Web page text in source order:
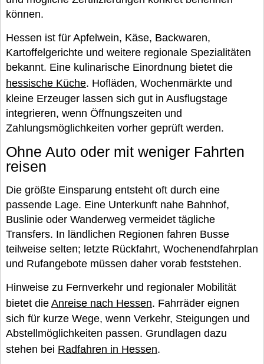
können.
Hessen ist für Apfelwein, Käse, Backwaren,
Kartoffelgerichte und weitere regionale Spezialitäten
bekannt. Eine kulinarische Einordnung bietet die
hessische Küche. Hofläden, Wochenmärkte und
kleine Erzeuger lassen sich gut in Ausflugstage
integrieren, wenn Öffnungszeiten und
Zahlungsmöglichkeiten vorher geprüft werden.
Ohne Auto oder mit weniger Fahrten
reisen
Die größte Einsparung entsteht oft durch eine
passende Lage. Eine Unterkunft nahe Bahnhof,
Buslinie oder Wanderweg vermeidet tägliche
Transfers. In ländlichen Regionen fahren Busse
teilweise selten; letzte Rückfahrt, Wochenendfahrplan
und Rufangebote müssen daher vorab feststehen.
Hinweise zu Fernverkehr und regionaler Mobilität
bietet die Anreise nach Hessen. Fahrräder eignen
sich für kurze Wege, wenn Verkehr, Steigungen und
Abstellmöglichkeiten passen. Grundlagen dazu
stehen bei Radfahren in Hessen.